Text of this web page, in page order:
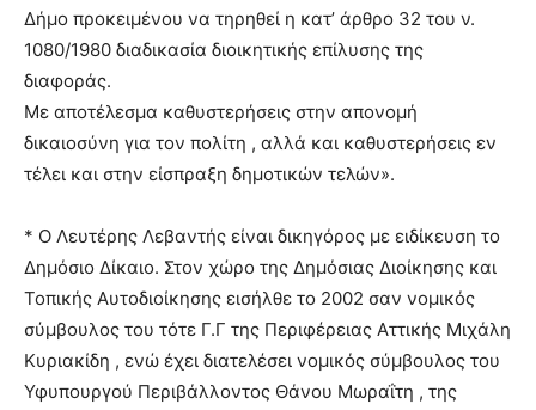
Δήμο προκειμένου να τηρηθεί η κατ’ άρθρο 32 του ν.
1080/1980 διαδικασία διοικητικής επίλυσης της
διαφοράς.
Με αποτέλεσμα καθυστερήσεις στην απονομή
δικαιοσύνη για τον πολίτη , αλλά και καθυστερήσεις εν
τέλει και στην είσπραξη δημοτικών τελών».
* Ο Λευτέρης Λεβαντής είναι δικηγόρος με ειδίκευση το
Δημόσιο Δίκαιο. Στον χώρο της Δημόσιας Διοίκησης και
Τοπικής Αυτοδιοίκησης εισήλθε το 2002 σαν νομικός
σύμβουλος του τότε Γ.Γ της Περιφέρειας Αττικής Μιχάλη
Κυριακίδη , ενώ έχει διατελέσει νομικός σύμβουλος του
Υφυπουργού Περιβάλλοντος Θάνου Μωραΐτη , της